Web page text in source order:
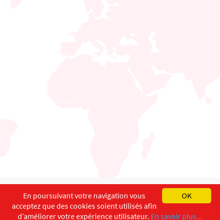
English Français
Copyright ©ISEC-AdW Impressum
OK
En poursuivant votre navigation vous
acceptez que des cookies soient utilisés afin
d’améliorer votre expérience utilisateur. En savoir plus...